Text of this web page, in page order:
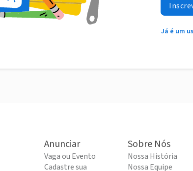
Já é um
Anunciar
Vaga ou Evento
Cadastre sua
Sobre Nós
Nossa História
Nossa Equipe